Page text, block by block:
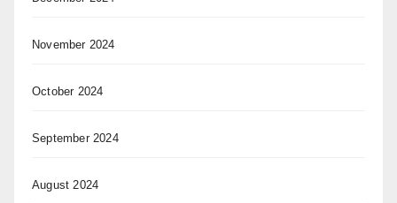
November 2024
October 2024
September 2024
August 2024